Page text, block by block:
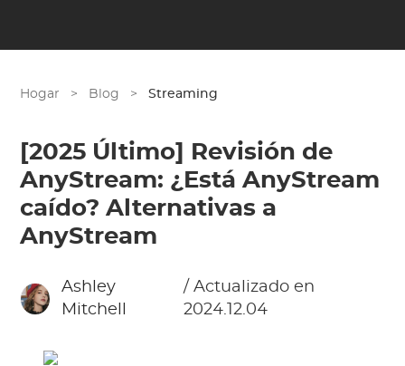
Hogar > Blog > Streaming
[2025 Último] Revisión de
AnyStream: ¿Está AnyStream
caído? Alternativas a
AnyStream
Ashley
Mitchell
/ Actualizado en
2024.12.04